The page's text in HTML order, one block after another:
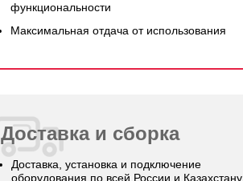
функциональности
Максимальная отдача от использования
Доставка и сборка
Доставка, установка и подключение
оборудования по всей России и Казахстану